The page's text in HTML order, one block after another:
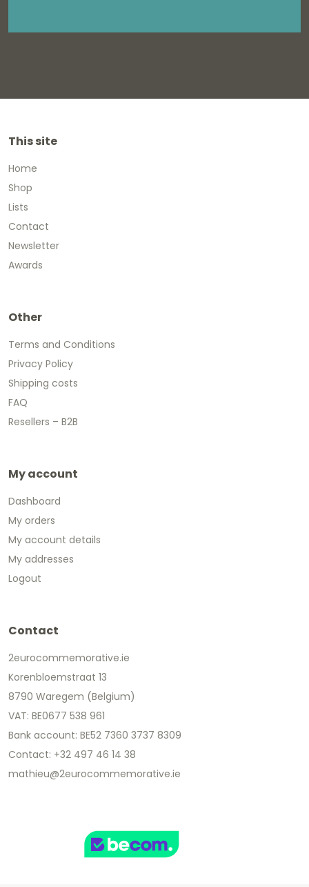
This site
Home
Shop
Lists
Contact
Newsletter
Awards
Other
Terms and Conditions
Privacy Policy
Shipping costs
FAQ
Resellers – B2B
My account
Dashboard
My orders
My account details
My addresses
Logout
Contact
2eurocommemorative.ie
Korenbloemstraat 13
8790 Waregem (Belgium)
VAT: BE0677 538 961
Bank account: BE52 7360 3737 8309
Contact: +32 497 46 14 38
mathieu@2eurocommemorative.ie